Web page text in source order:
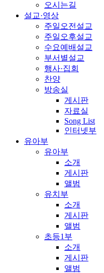
오시는길
설교·영상
주일오전설교
주일오후설교
수요예배설교
부서별설교
행사·집회
찬양
방송실
게시판
자료실
Song List
인터넷부
유아부
유아부
소개
게시판
앨범
유치부
소개
게시판
앨범
초등1부
소개
게시판
앨범